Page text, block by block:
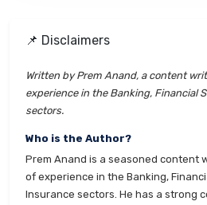
📌 Disclaimers
Written by Prem Anand, a content
experience in the Banking, Financial
sectors.
Who is the Author?
Prem Anand is a seasoned content
of experience in the Banking,
Insurance sectors. He has a strong